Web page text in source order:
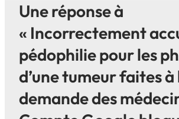
Une réponse à
« Incorrectement
pédophilie pour les
d’une tumeur faites à
demande des